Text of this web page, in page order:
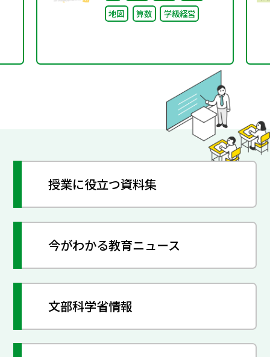
地図
算数 学級経営
授業に役立つ資料集
今がわかる教育ニュース
文部科学省情報